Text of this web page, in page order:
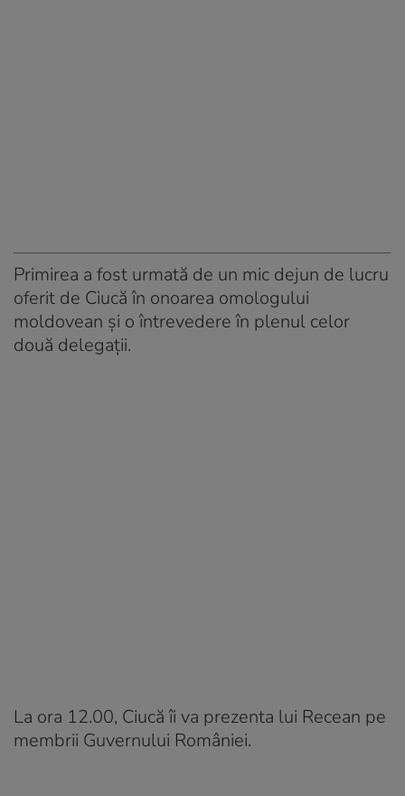
Primirea a fost urmată de un mic dejun de lucru
oferit de Ciucă în onoarea omologului
moldovean şi o întrevedere în plenul celor
două delegaţii.
La ora 12.00, Ciucă îi va prezenta lui Recean pe
membrii Guvernului României.